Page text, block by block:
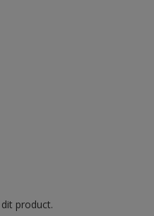
product.